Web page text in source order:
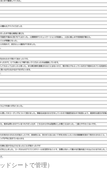
ドシートで管理）